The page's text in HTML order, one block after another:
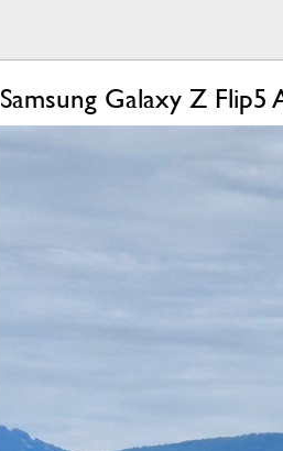
Samsung Galaxy Z Flip5